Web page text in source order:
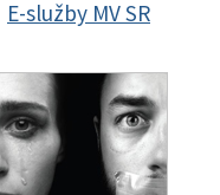
E-služby MV SR